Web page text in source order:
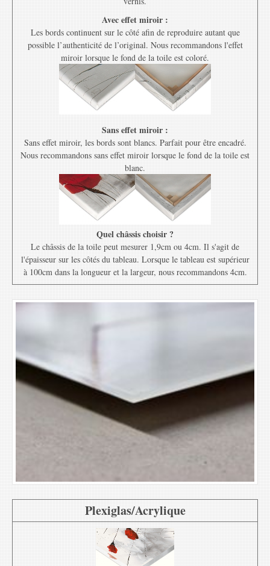
Avec effet miroir :
Les bords continuent sur le côté afin de reproduire autant que
possible l’authenticité de l’original. Nous recommandons l'effet
miroir lorsque le fond de la toile est coloré.
Sans effet miroir :
Sans effet miroir, les bords sont blancs. Parfait pour être encadré.
Nous recommandons sans effet miroir lorsque le fond de la toile est
blanc.
Quel châssis choisir ?
Le châssis de la toile peut mesurer 1,9cm ou 4cm. Il s'agit de
l'épaisseur sur les côtés du tableau. Lorsque le tableau est supérieur
à 100cm dans la longueur et la largeur, nous recommandons 4cm.
Plexiglas/Acrylique